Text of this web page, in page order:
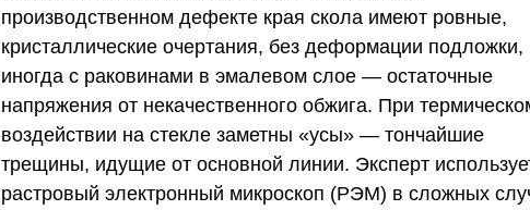
производственном дефекте края скола имеют ровные,
кристаллические очертания, без деформации подложки,
иногда с раковинами в эмалевом слое — остаточные
напряжения от некачественного обжига. При
воздействии на стекле заметны «усы» — тончайшие
трещины, идущие от основной линии. Эксперт
растровый электронный микроскоп (РЭМ) в сложных